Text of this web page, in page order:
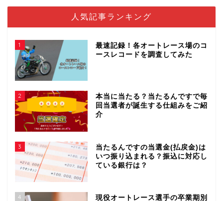
人気記事ランキング
1
最速記録！各オートレース場のコ
ースレコードを調査してみた
2
本当に当たる？当たるんですで毎
回当選者が誕生する仕組みをご紹
介
3
当たるんですの当選金(払戻金)は
いつ振り込まれる？振込に対応し
ている銀行は？
4
現役オートレース選手の卒業期別